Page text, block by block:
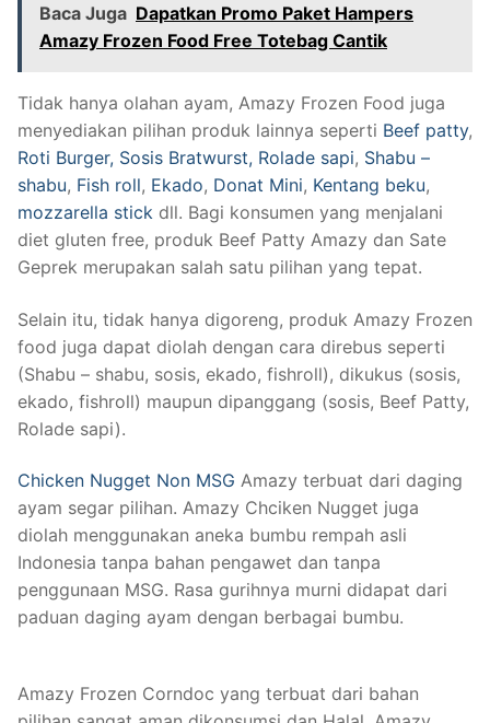
Baca Juga Dapatkan Promo Paket Hampers
Amazy Frozen Food Free Totebag Cantik
Tidak hanya olahan ayam, Amazy Frozen Food juga
menyediakan pilihan produk lainnya seperti Beef patty,
Roti Burger, Sosis Bratwurst, Rolade sapi, Shabu –
shabu, Fish roll, Ekado, Donat Mini, Kentang beku,
mozzarella stick dll. Bagi konsumen yang menjalani
diet gluten free, produk Beef Patty Amazy dan Sate
Geprek merupakan salah satu pilihan yang tepat.
Selain itu, tidak hanya digoreng, produk Amazy Frozen
food juga dapat diolah dengan cara direbus seperti
(Shabu – shabu, sosis, ekado, fishroll), dikukus (sosis,
ekado, fishroll) maupun dipanggang (sosis, Beef Patty,
Rolade sapi).
Chicken Nugget Non MSG Amazy terbuat dari daging
ayam segar pilihan. Amazy Chciken Nugget juga
diolah menggunakan aneka bumbu rempah asli
Indonesia tanpa bahan pengawet dan tanpa
penggunaan MSG. Rasa gurihnya murni didapat dari
paduan daging ayam dengan berbagai bumbu.
Amazy Frozen Corndoc yang terbuat dari bahan